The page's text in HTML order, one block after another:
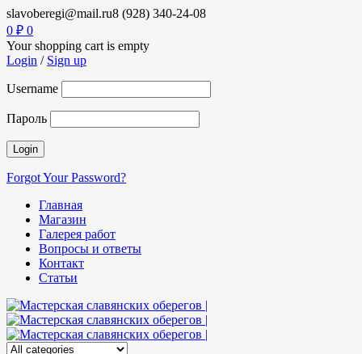
slavoberegi@mail.ru8 (928) 340-24-08
0 ₽ 0
Your shopping cart is empty
Login / Sign up
Username
Пароль
Forgot Your Password?
Главная
Магазин
Галерея работ
Вопросы и ответы
Контакт
Статьи